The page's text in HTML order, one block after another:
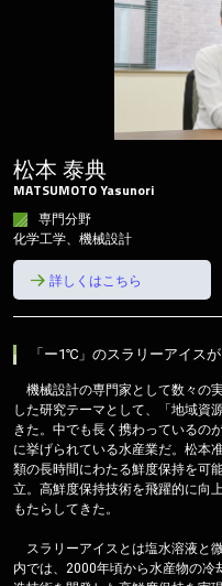
松本 泰典
MATSUMOTO Yasunori
専門分野
化学工学、機械設計
詳しくはこちら
「ー1℃」のスラリーアイス
機械設計の専門家として数々の
した研究テーマとして、「地域資
きた。中でも長く携わっているの
に挙げられている水産業だ。松本
類の長時間にわたる鮮度保持を可
立。高鮮度保持技術を飛躍的に向
もたらしてきた。
スラリーアイスとは塩水溶液と
内では、2000年頃から水産物の